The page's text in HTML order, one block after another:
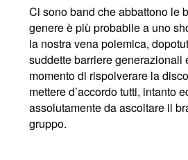
Ci sono band che abbattono le
genere è più probabile a uno
la nostra vena polemica,
suddette barriere generazionali
momento di rispolverare la
mettere d’accordo tutti, intanto
assolutamente da ascoltare il
gruppo.